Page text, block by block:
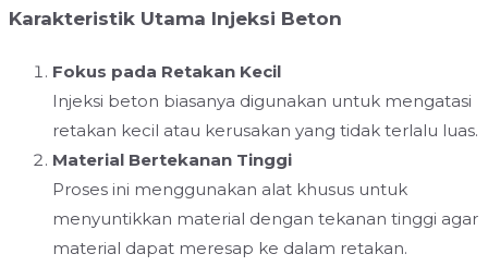
Karakteristik Utama Injeksi Beton
Fokus pada Retakan Kecil
Injeksi beton biasanya digunakan untuk mengatasi
retakan kecil atau kerusakan yang tidak terlalu luas.
Material Bertekanan Tinggi
Proses ini menggunakan alat khusus untuk
menyuntikkan material dengan tekanan tinggi agar
material dapat meresap ke dalam retakan.